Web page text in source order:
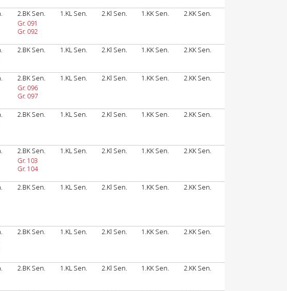
2.BK Sen. 1.KL Sen. 2.Kl Sen. 1.KK Sen.
2.KK Sen.
Gr. 091
Gr. 092
2.BK Sen. 1.KL Sen. 2.Kl Sen. 1.KK Sen.
2.KK Sen.
2.BK Sen. 1.KL Sen. 2.Kl Sen. 1.KK Sen.
2.KK Sen.
Gr. 096
Gr. 097
2.BK Sen. 1.KL Sen. 2.Kl Sen. 1.KK Sen.
2.KK Sen.
2.BK Sen. 1.KL Sen. 2.Kl Sen. 1.KK Sen.
2.KK Sen.
Gr. 103
Gr. 104
2.BK Sen. 1.KL Sen. 2.Kl Sen. 1.KK Sen.
2.KK Sen.
2.BK Sen. 1.KL Sen. 2.Kl Sen. 1.KK Sen.
2.KK Sen.
2.BK Sen. 1.KL Sen. 2.Kl Sen. 1.KK Sen.
2.KK Sen.